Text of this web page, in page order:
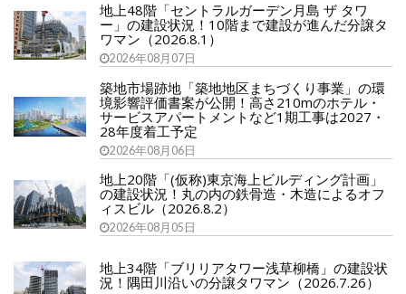
地上48階「セントラルガーデン月島 ザ タワ
ー」の建設状況！10階まで建設が進んだ分譲タ
ワマン（2026.8.1）
2026年08月07日
築地市場跡地「築地地区まちづくり事業」の環
境影響評価書案が公開！高さ210mのホテル・
サービスアパートメントなど1期工事は2027・
28年度着工予定
2026年08月06日
地上20階「(仮称)東京海上ビルディング計画」
の建設状況！丸の内の鉄骨造・木造によるオフ
ィスビル（2026.8.2）
2026年08月05日
地上34階「ブリリアタワー浅草柳橋」の建設状
況！隅田川沿いの分譲タワマン（2026.7.26）